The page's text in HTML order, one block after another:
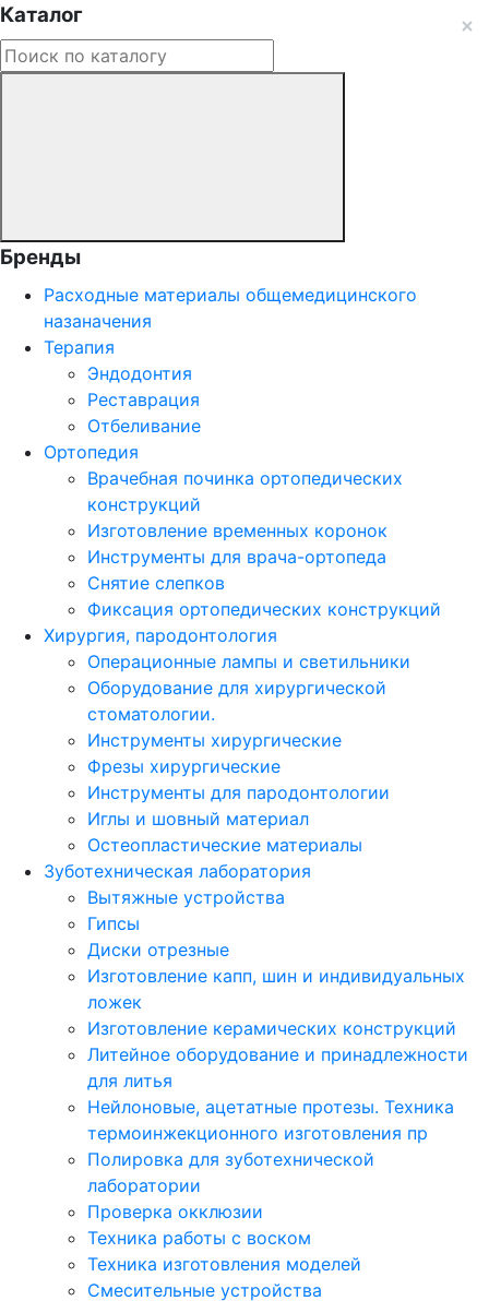
Каталог
Бренды
Расходные материалы общемедицинского
назаначения
Терапия
Эндодонтия
Реставрация
Отбеливание
Ортопедия
Врачебная починка ортопедических
конструкций
Изготовление временных коронок
Инструменты для врача-ортопеда
Снятие слепков
Фиксация ортопедических конструкций
Хирургия, пародонтология
Операционные лампы и светильники
Оборудование для хирургической
стоматологии.
Инструменты хирургические
Фрезы хирургические
Инструменты для пародонтологии
Иглы и шовный материал
Остеопластические материалы
Зуботехническая лаборатория
Вытяжные устройства
Гипсы
Диски отрезные
Изготовление капп, шин и индивидуальных
ложек
Изготовление керамических конструкций
Литейное оборудование и принадлежности
для литья
Нейлоновые, ацетатные протезы. Техника
термоинжекционного изготовления пр
Полировка для зуботехнической
лаборатории
Проверка окклюзии
Техника работы с воском
Техника изготовления моделей
Смесительные устройства